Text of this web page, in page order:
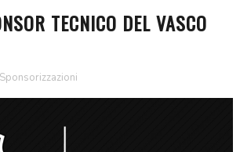
TECNICO DEL VASCO
Sponsorizzazioni